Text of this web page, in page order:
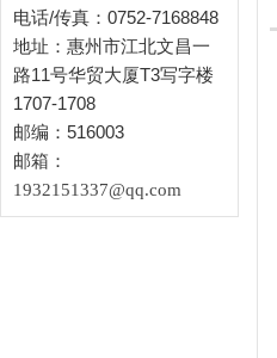
电话/传真：0752-7168848
地址：惠州市江北文昌一
路11号华贸大厦T3写字楼
1707-1708
邮编：516003
邮箱：
1932151337@qq.com